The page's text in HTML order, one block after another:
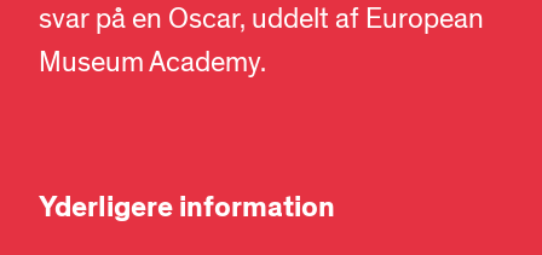
svar på en Oscar, uddelt af European
Museum Academy.
Yderligere information